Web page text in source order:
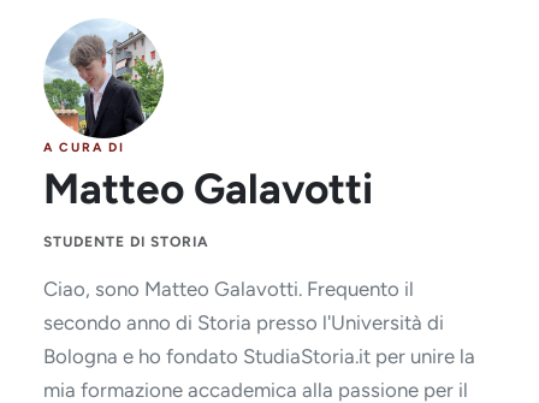
A CURA DI
Matteo Galavotti
STUDENTE DI STORIA
Ciao, sono Matteo Galavotti. Frequento il
secondo anno di Storia presso l'Università di
Bologna e ho fondato StudiaStoria.it per unire la
mia formazione accademica alla passione per il